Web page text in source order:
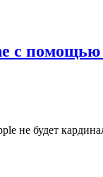
с
не будет